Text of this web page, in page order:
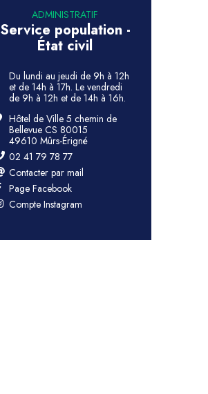
ADMINISTRATIF
Service population -
État civil
Du lundi au jeudi de 9h à 12h
et de 14h à 17h. Le vendredi
de 9h à 12h et de 14h à 16h.
Hôtel de Ville 5 chemin de
Bellevue CS 80015
49610 Mûrs-Érigné
02 41 79 78 77
Contacter par mail
Page Facebook
Compte Instagram